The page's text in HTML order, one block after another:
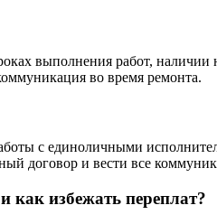
выполнения работ,
во время ремонта.
с единоличными
договор и вести все
как избежать переплат?